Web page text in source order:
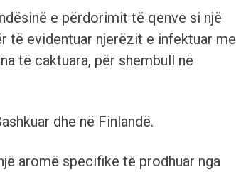
e përdorimit të qenve si një
të evidentuar njerëzit e infektuar me
të caktuara, për shembull në
dhe në Finlandë.
aromë specifike të prodhuar nga